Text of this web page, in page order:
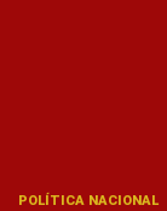
POLÍTICA NACIONAL